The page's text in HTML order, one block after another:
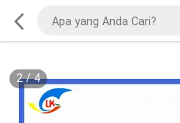
2/4